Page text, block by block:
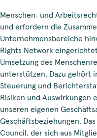
Menschen‑ und
und erfordern die
Unternehmensbereiche
Rights Network
Umsetzung des
unterstützen. Dazu gehört
Steuerung und
Risiken und Auswirkungen
unseren eigenen
Geschäftsbeziehungen.
Council, der sich aus